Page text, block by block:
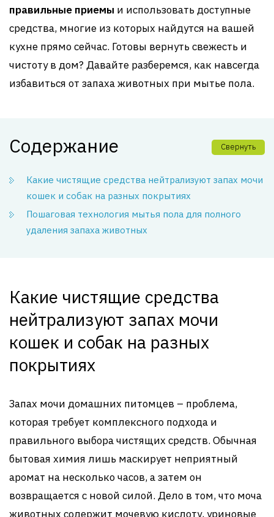
правильные приемы и использовать доступные
средства, многие из которых найдутся на вашей
кухне прямо сейчас. Готовы вернуть свежесть и
чистоту в дом? Давайте разберемся, как навсегда
избавиться от запаха животных при мытье пола.
Содержание Свернуть
Какие чистящие средства нейтрализуют запах мочи
кошек и собак на разных покрытиях
Пошаговая технология мытья пола для полного
удаления запаха животных
Какие чистящие средства
нейтрализуют запах мочи
кошек и собак на разных
покрытиях
Запах мочи домашних питомцев – проблема,
которая требует комплексного подхода и
правильного выбора чистящих средств. Обычная
бытовая химия лишь маскирует неприятный
аромат на несколько часов, а затем он
возвращается с новой силой. Дело в том, что моча
животных содержит мочевую кислоту, уриновые